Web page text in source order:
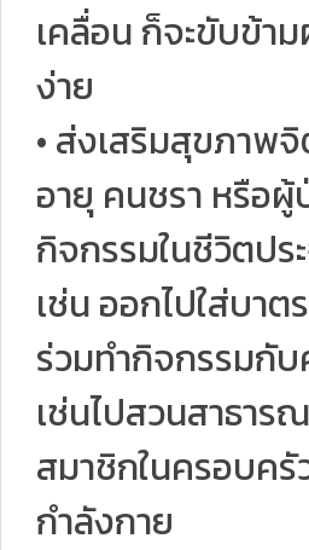
เคลื่อน ก็จะขับข้าม
ง่าย
• ส่งเสริมสุขภาพ
อายุ คนชรา หรือผู้
กิจกรรมในชีวิตปร
เช่น ออกไปใส่บาต
ร่วมทำกิจกรรมกั
เช่นไปสวนสาธารณ
สมาชิกในครอบครั
กำลังกาย